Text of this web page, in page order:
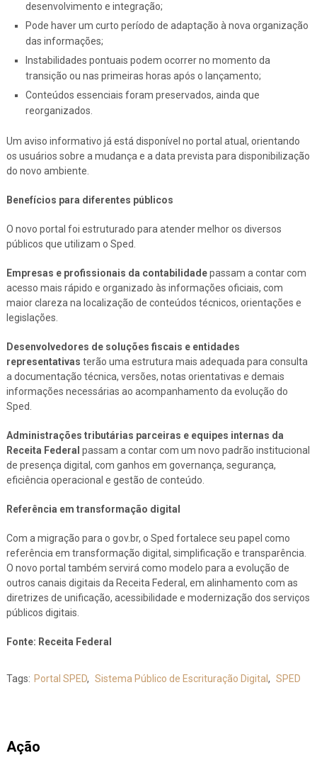
desenvolvimento e integração;
Pode haver um curto período de adaptação à nova organização
das informações;
Instabilidades pontuais podem ocorrer no momento da
transição ou nas primeiras horas após o lançamento;
Conteúdos essenciais foram preservados, ainda que
reorganizados.
Um aviso informativo já está disponível no portal atual, orientando
os usuários sobre a mudança e a data prevista para disponibilização
do novo ambiente.
Benefícios para diferentes públicos
O novo portal foi estruturado para atender melhor os diversos
públicos que utilizam o Sped.
Empresas e profissionais da contabilidadepassam a contar com
acesso mais rápido e organizado às informações oficiais, com
maior clareza na localização de conteúdos técnicos, orientações e
legislações.
Desenvolvedores de soluções fiscais e entidades
representativas terão uma estrutura mais adequada para consulta
a documentação técnica, versões, notas orientativas e demais
informações necessárias ao acompanhamento da evolução do
Sped.
Administrações tributárias parceiras e equipes internas da
Receita Federal passam a contar com um novo padrão institucional
de presença digital, com ganhos em governança, segurança,
eficiência operacional e gestão de conteúdo.
Referência em transformação digital
Com a migração para o gov.br, o Sped fortalece seu papel como
referência em transformação digital, simplificação e transparência.
O novo portal também servirá como modelo para a evolução de
outros canais digitais da Receita Federal, em alinhamento com as
diretrizes de unificação, acessibilidade e modernização dos serviços
públicos digitais.
Fonte: Receita Federal
Tags: Portal SPED, Sistema Público de Escrituração Digital , SPED
Ação